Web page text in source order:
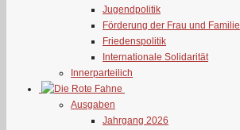
Jugendpolitik
Förderung der Frau und Familie
Friedenspolitik
Internationale Solidarität
Innerparteilich
Ausgaben
Jahrgang 2026